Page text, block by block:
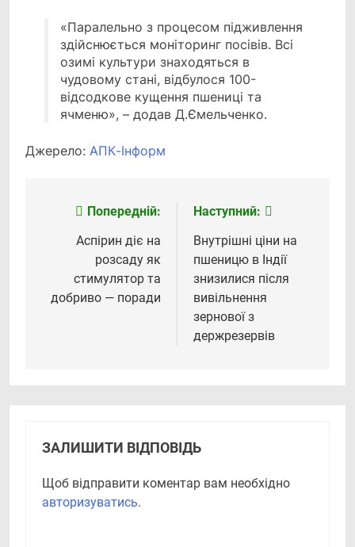
«Паралельно з процесом підживлення
здійснюється моніторинг посівів. Всі
озимі культури знаходяться в
чудовому стані, відбулося 100-
відсодкове кущення пшениці та
ячменю», – додав Д.Ємельченко.
Джерело: АПК-Інформ
Навігація
записів
Попередній:
Аспірин діє на
розсаду як
стимулятор та
добриво — поради
Наступний:
Внутрішні ціни на
пшеницю в Індії
знизилися після
вивільнення
зернової з
держрезервів
ЗАЛИШИТИ ВІДПОВІДЬ
Щоб відправити коментар вам необхідно
авторизуватись.